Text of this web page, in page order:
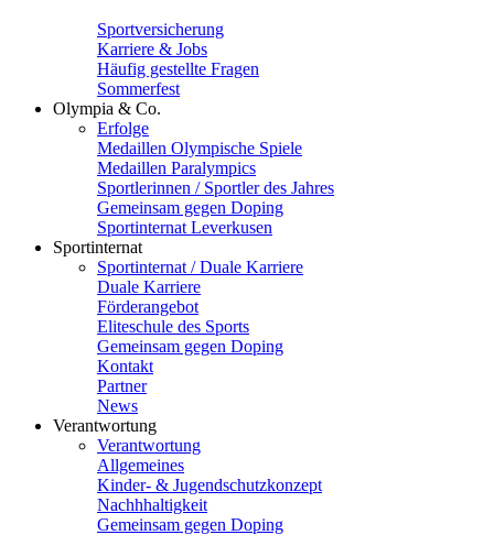
Sportversicherung
Karriere & Jobs
Häufig gestellte Fragen
Sommerfest
Olympia & Co.
Erfolge
Medaillen Olympische Spiele
Medaillen Paralympics
Sportlerinnen / Sportler des Jahres
Gemeinsam gegen Doping
Sportinternat Leverkusen
Sportinternat
Sportinternat / Duale Karriere
Duale Karriere
Förderangebot
Eliteschule des Sports
Gemeinsam gegen Doping
Kontakt
Partner
News
Verantwortung
Verantwortung
Allgemeines
Kinder- & Jugendschutzkonzept
Nachhhaltigkeit
Gemeinsam gegen Doping